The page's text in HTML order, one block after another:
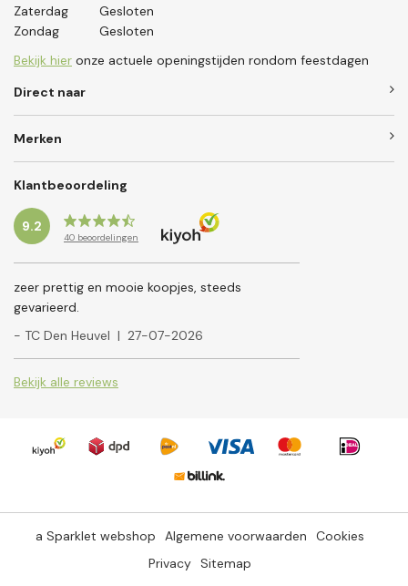
Zaterdag
Gesloten
Zondag
Gesloten
Bekijk hier onze actuele openingstijden rondom feestdagen
Direct naar
Merken
Klantbeoordeling
9.2
40 beoordelingen
zeer prettig en mooie koopjes, steeds
gevarieerd.
- TC Den Heuvel | 27-07-2026
Bekijk alle reviews
a Sparklet webshop Algemene voorwaarden
Cookies
Privacy Sitemap